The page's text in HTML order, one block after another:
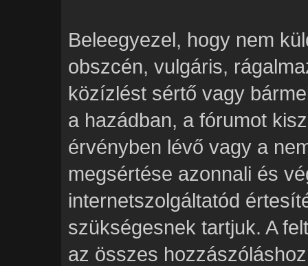
Beleegyezel, hogy nem
obszcén, vulgáris,
közízlést sértő vagy
a hazádban, a fórumot
érvényben lévő vagy a
megsértése azonnali és
internetszolgáltatód
szükségesnek tartjuk. A
az összes